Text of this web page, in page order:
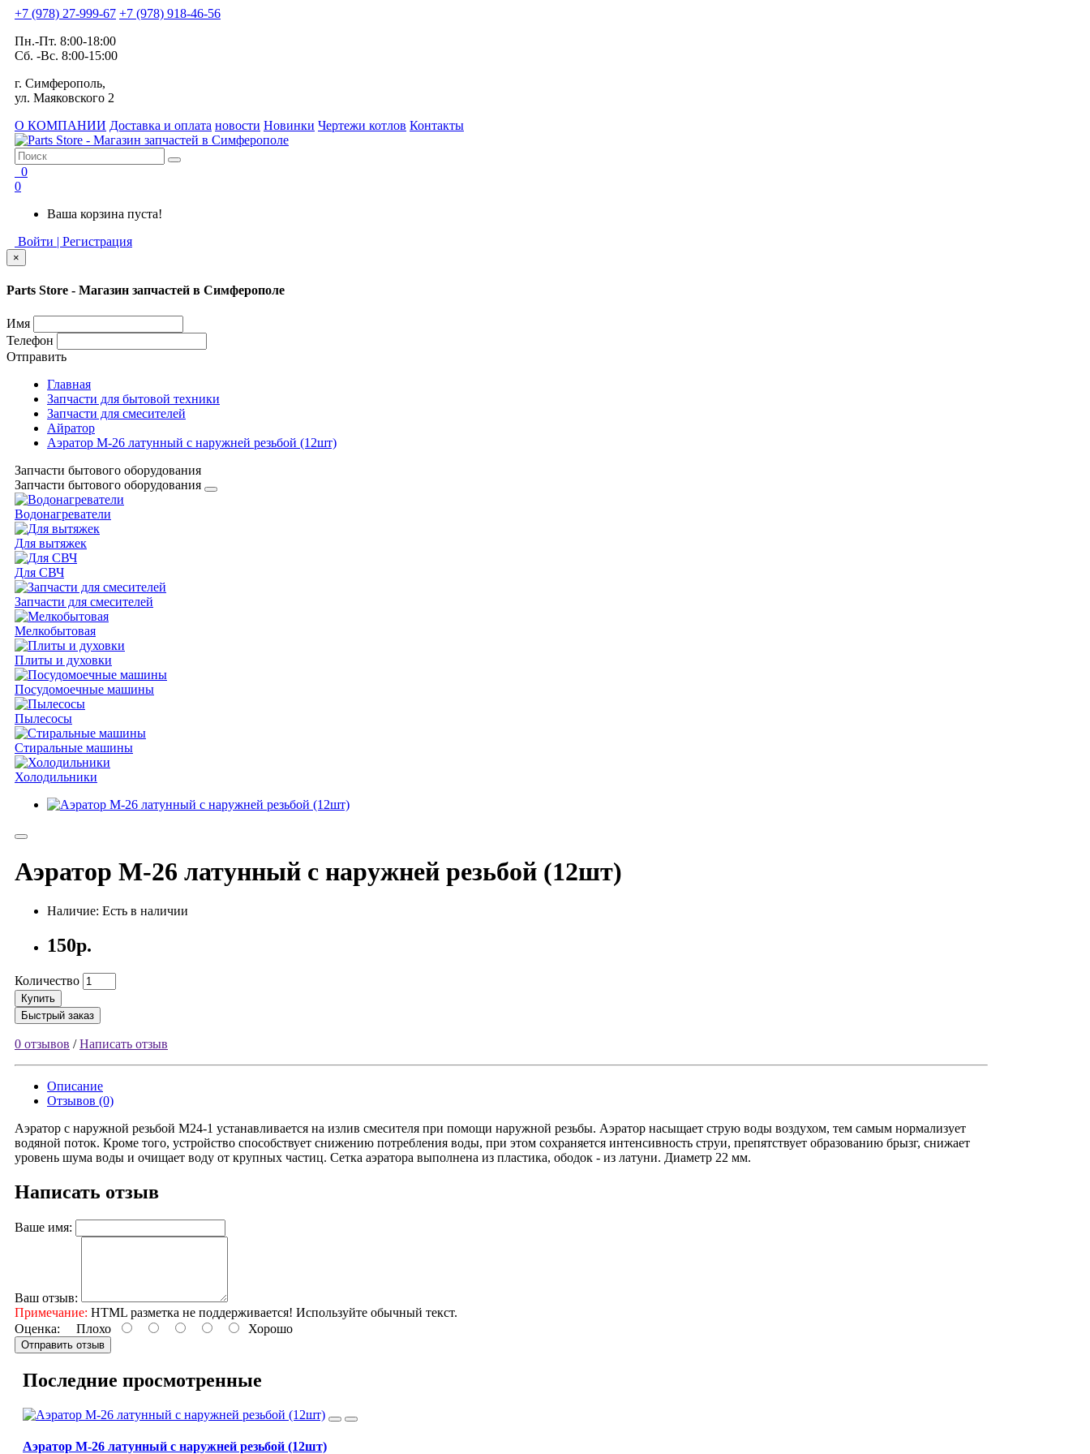
+7 (978) 27-999-67 +7 (978) 918-46-56
Пн.-Пт. 8:00-18:00
Сб. -Вс. 8:00-15:00
г. Симферополь,
ул. Маяковского 2
О КОМПАНИИ Доставка и оплата новости Новинки Чертежи котлов Контакты
0
0
Ваша корзина пуста!
Войти | Регистрация
×
Parts Store - Магазин запчастей в Симферополе
Имя
Телефон
Отправить
Главная
Запчасти для бытовой техники
Запчасти для смесителей
Айратор
Аэратор M-26 латунный с наружней резьбой (12шт)
Запчасти бытового оборудования
Запчасти бытового оборудования
Водонагреватели
Для вытяжек
Для СВЧ
Запчасти для смесителей
Мелкобытовая
Плиты и духовки
Посудомоечные машины
Пылесосы
Стиральные машины
Холодильники
Аэратор M-26 латунный с наружней резьбой (12шт)
Наличие: Есть в наличии
150р.
Количество
Купить
Быстрый заказ
0 отзывов /Написать отзыв
Описание
Отзывов (0)
Аэратор с наружной резьбой М24-1 устанавливается на излив смесителя при помощи наружной резьбы. Аэратор насыщает струю воды воздухом, тем самым нормализует
водяной поток. Кроме того, устройство способствует снижению потребления воды, при этом сохраняется интенсивность струи, препятствует образованию брызг, снижает
уровень шума воды и очищает воду от крупных частиц. Сетка аэратора выполнена из пластика, ободок - из латуни. Диаметр 22 мм.
Написать отзыв
Ваше имя:
Ваш отзыв:
Примечание: HTML разметка не поддерживается! Используйте обычный текст.
Оценка: Плохо Хорошо
Отправить отзыв
Последние просмотренные
Аэратор M-26 латунный с наружней резьбой (12шт)